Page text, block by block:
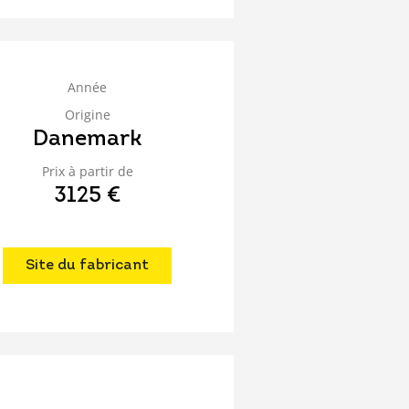
Année
Origine
Danemark
Prix à partir de
3125 €
Site du fabricant